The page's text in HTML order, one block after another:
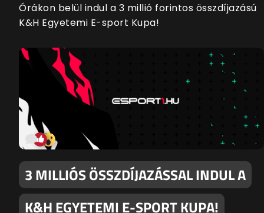
Órákon belül indul a 3 millió forintos összdíjazású
K&H Egyetemi E-sport Kupa!
3 MILLIÓS ÖSSZDÍJAZÁSSAL INDUL A
K&H EGYETEMI E-SPORT KUPA!